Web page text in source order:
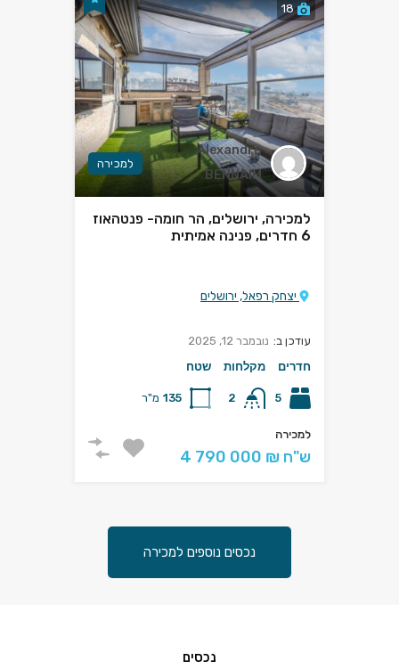
18
Alexandra
BENNAIM
למכירה
למכירה, ירושלים, הר חומה- פנטהאוז
6 חדרים, פנינה אמיתית
יצחק רפאל, ירושלים
עודכן ב: נובמבר 12, 2025
חדרים
5
מקלחות
2
שטח
135 מ"ר
למכירה
4 790 000 ₪ ש"ח
נכסים נוספים למכירה
נכסים